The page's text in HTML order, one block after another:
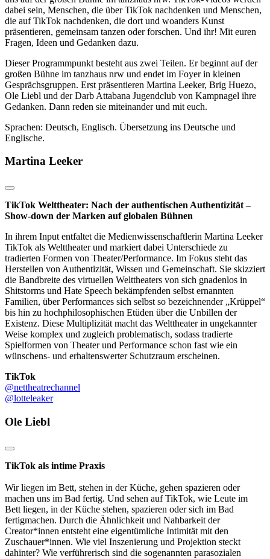
dabei sein, Menschen, die über TikTok nachdenken und Menschen,
die auf TikTok nachdenken, die dort und woanders Kunst
präsentieren, gemeinsam tanzen oder forschen. Und ihr! Mit euren
Fragen, Ideen und Gedanken dazu.
Dieser Programmpunkt besteht aus zwei Teilen. Er beginnt auf der
großen Bühne im tanzhaus nrw und endet im Foyer in kleinen
Gesprächsgruppen. Erst präsentieren Martina Leeker, Brig Huezo,
Ole Liebl und der Darb Attabana Jugendclub von Kampnagel ihre
Gedanken. Dann reden sie miteinander und mit euch.
Sprachen: Deutsch, Englisch. Übersetzung ins Deutsche und
Englische.
Martina Leeker
TikTok Welttheater: Nach der authentischen Authentizität–
Show-down der Marken auf globalen Bühnen
In ihrem Input entfaltet die Medienwissenschaftlerin Martina Leeker
TikTok als Welttheater und markiert dabei Unterschiede zu
tradierten Formen von Theater/Performance. Im Fokus steht das
Herstellen von Authentizität, Wissen und Gemeinschaft. Sie skizziert
die Bandbreite des virtuellen Welttheaters von sich gnadenlos in
Shitstorms und Hate Speech bekämpfenden selbst ernannten
Familien, über Performances sich selbst so bezeichnender „Krüppel“
bis hin zu hochphilosophischen Etüden über die Unbillen der
Existenz. Diese Multiplizität macht das Welttheater in ungekannter
Weise komplex und zugleich problematisch, sodass tradierte
Spielformen von Theater und Performance schon fast wie ein
wünschens- und erhaltenswerter Schutzraum erscheinen.
TikTok
@nettheatrechannel
@lotteleaker
Ole Liebl
TikTok als intime Praxis
Wir liegen im Bett, stehen in der Küche, gehen spazieren oder
machen uns im Bad fertig. Und sehen auf TikTok, wie Leute im
Bett liegen, in der Küche stehen, spazieren oder sich im Bad
fertigmachen. Durch die Ähnlichkeit und Nahbarkeit der
Creator*innen entsteht eine eigentümliche Intimität mit den
Zuschauer*innen. Wie viel Inszenierung und Projektion steckt
dahinter? Wie verführerisch sind die sogenannten parasozialen